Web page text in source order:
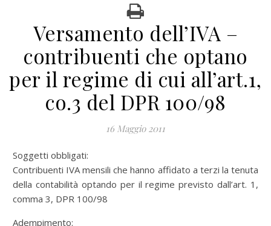
Versamento dell’IVA –
contribuenti che optano
per il regime di cui all’art.1,
co.3 del DPR 100/98
16 Maggio 2011
Soggetti obbligati:
Contribuenti IVA mensili che hanno affidato a terzi la tenuta
della contabilità optando per il regime previsto dall’art. 1,
comma 3, DPR 100/98
Adempimento: